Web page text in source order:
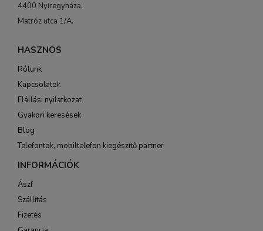
4400 Nyíregyháza,
Matróz utca 1/A.
HASZNOS
Rólunk
Kapcsolatok
Elállási nyilatkozat
Gyakori keresések
Blog
Telefontok, mobiltelefon kiegészítő partner
INFORMÁCIÓK
Ászf
Szállítás
Fizetés